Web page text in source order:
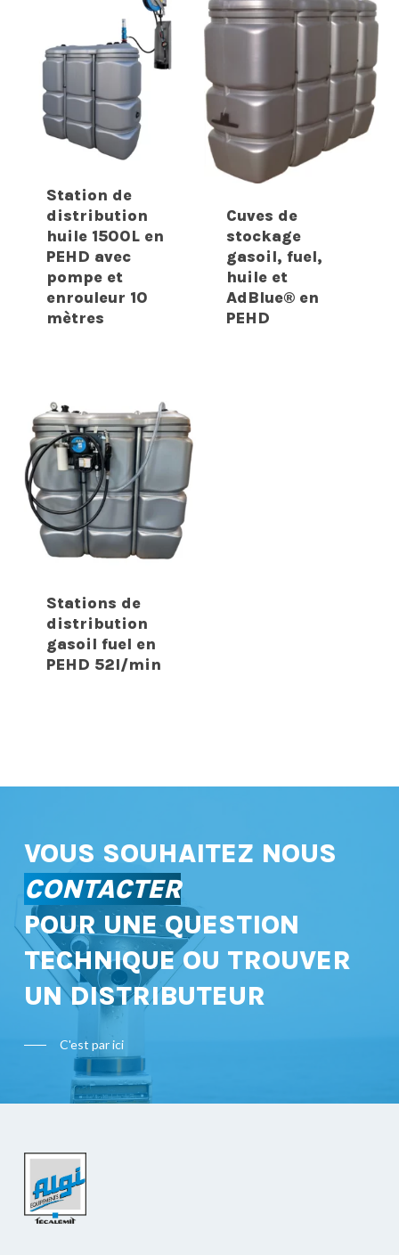
Station de
distribution
huile 1500L en
PEHD avec
pompe et
enrouleur 10
mètres
Cuves de
stockage
gasoil, fuel,
huile et
AdBlue® en
PEHD
Stations de
distribution
gasoil fuel en
PEHD 52l/min
VOUS SOUHAITEZ NOUS
CONTACTER
POUR UNE QUESTION
TECHNIQUE OU TROUVER
UN DISTRIBUTEUR
C'est par ici